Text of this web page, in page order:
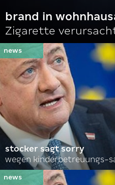
brand in
Zigarette
stocker sagt sorry
wegen kinderbetreuungs-